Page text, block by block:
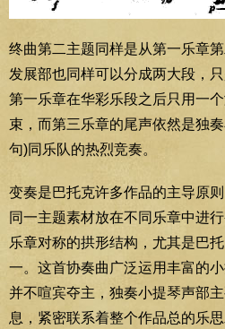
终曲第二主题同样是从第一乐章
发展部也同样可以分成两大段，
第一乐章在华彩乐段之后只用一
束，而第三乐章的尾声依然是独
句)同乐队的热烈竞奏。
变奏是巴托克许多作品的主导原
同一主题素材放在不同乐章中进
乐章对称的拱形结构，尤其是巴
一。这首协奏曲广泛运用丰富的
并不喧宾夺主，独奏小提琴声部
息，紧密联系着整个作品总的乐思